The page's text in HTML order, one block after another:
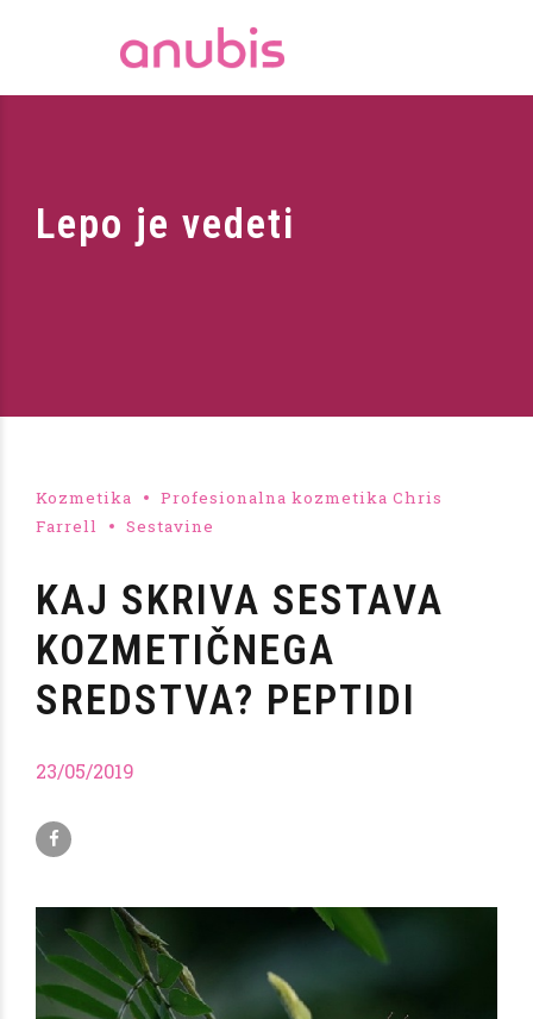
Lepo je vedeti
Kozmetika
Profesionalna kozmetika Chris
Farrell
Sestavine
KAJ SKRIVA SESTAVA
KOZMETIČNEGA
SREDSTVA? PEPTIDI
23/05/2019